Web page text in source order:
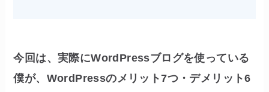
今回は、実際にWordPressブログを使っている
僕が、WordPressのメリット7つ・デメリット6